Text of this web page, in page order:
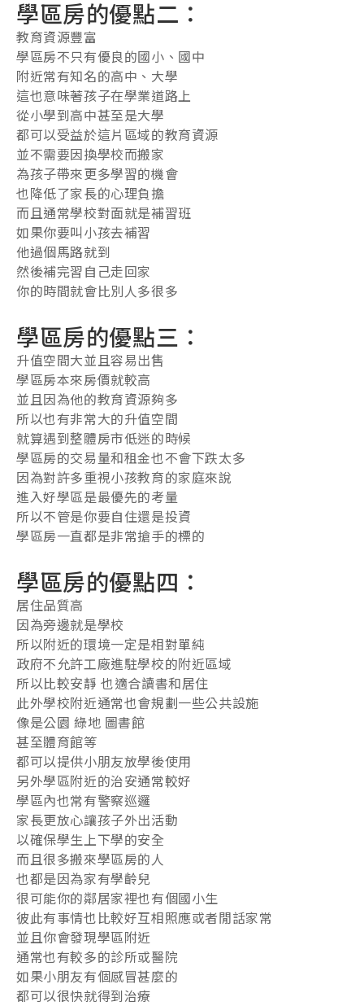
學區房的優點二：
教育資源豐富
學區房不只有優良的國小、國中
附近常有知名的高中、大學
這也意味著孩子在學業道路上
從小學到高中甚至是大學
都可以受益於這片區域的教育資源
並不需要因換學校而搬家
為孩子帶來更多學習的機會
也降低了家長的心理負擔
而且通常學校對面就是補習班
如果你要叫小孩去補習
他過個馬路就到
然後補完習自己走回家
你的時間就會比別人多很多
學區房的優點三：
升值空間大並且容易出售
學區房本來房價就較高
並且因為他的教育資源夠多
所以也有非常大的升值空間
就算遇到整體房市低迷的時候
學區房的交易量和租金也不會下跌太多
因為對許多重視小孩教育的家庭來說
進入好學區是最優先的考量
所以不管是你要自住還是投資
學區房一直都是非常搶手的標的
學區房的優點四：
居住品質高
因為旁邊就是學校
所以附近的環境一定是相對單純
政府不允許工廠進駐學校的附近區域
所以比較安靜 也適合讀書和居住
此外學校附近通常也會規劃一些公共設施
像是公園 綠地 圖書館
甚至體育館等
都可以提供小朋友放學後使用
另外學區附近的治安通常較好
學區內也常有警察巡邏
家長更放心讓孩子外出活動
以確保學生上下學的安全
而且很多搬來學區房的人
也都是因為家有學齡兒
很可能你的鄰居家裡也有個國小生
彼此有事情也比較好互相照應或者閒話家常
並且你會發現學區附近
通常也有較多的診所或醫院
如果小朋友有個感冒甚麼的
都可以很快就得到治療